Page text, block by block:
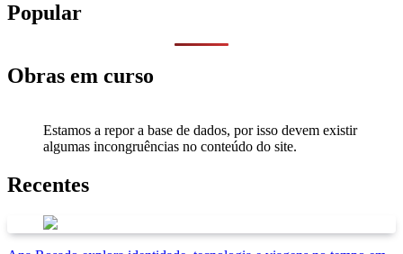
Popular
Obras em curso
Estamos a repor a base de dados, por isso devem existir
algumas incongruências no conteúdo do site.
Recentes